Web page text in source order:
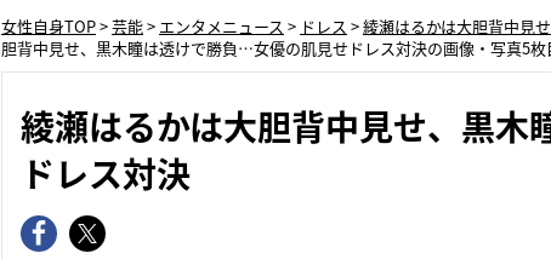
女性自身TOP>芸能> エンタメニュース > ドレス >綾瀬はるかは大胆背中見
胆背中見せ、黒木瞳は透けで勝負…女優の肌見せドレス対決の画像・写真5枚
綾瀬はるかは大胆背中見せ、黒
ドレス対決